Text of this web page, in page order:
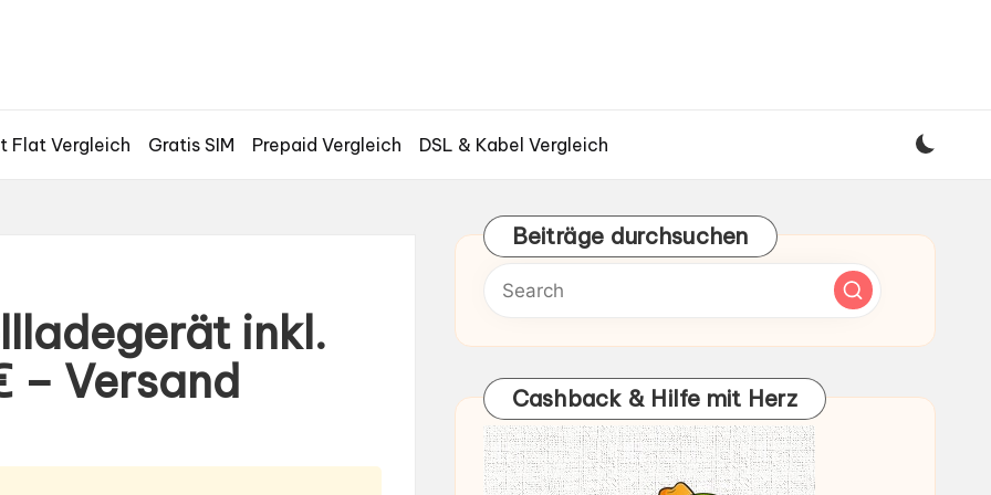
Flat Vergleich Gratis SIM Prepaid Vergleich DSL & Kabel Vergleich
inkl.
– Versand
Beiträge durchsuchen
Cashback & Hilfe mit Herz